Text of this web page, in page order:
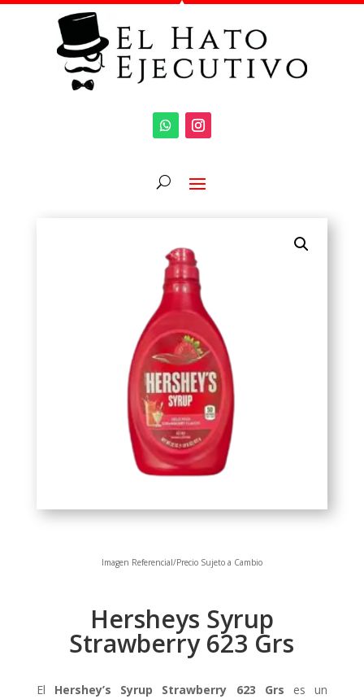
Imagen Referencial/Precio Sujeto a Cambio
Hersheys Syrup
Strawberry 623 Grs
El Hershey’s Syrup Strawberry 623 Grs es un